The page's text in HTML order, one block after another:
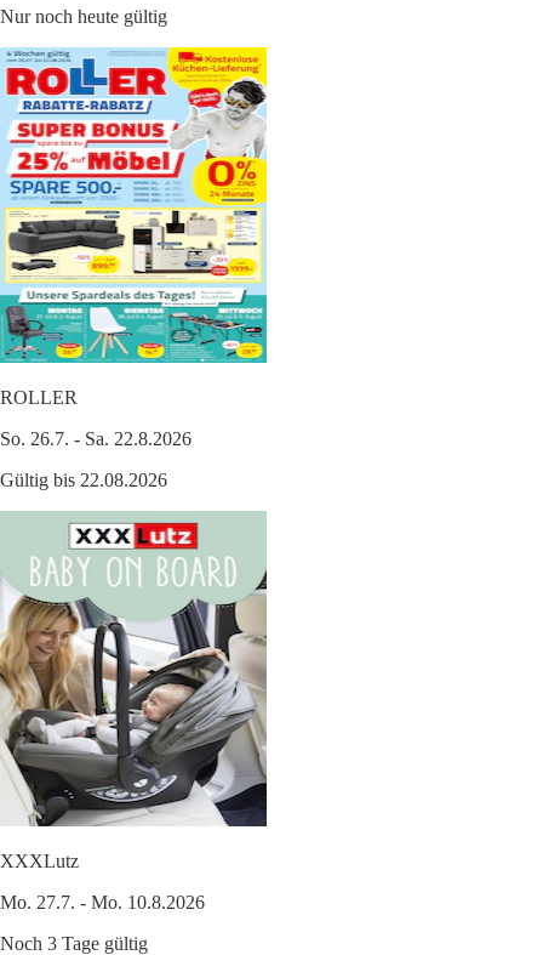
Nur noch heute gültig
ROLLER
So. 26.7. - Sa. 22.8.2026
Gültig bis 22.08.2026
XXXLutz
Mo. 27.7. - Mo. 10.8.2026
Noch 3 Tage gültig